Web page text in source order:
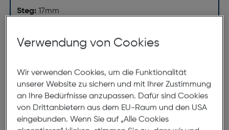
Steg: 17mm
Bügellänge:140mm
128mm
Verwendung von Cookies
Wir verwenden Cookies, um die Funktionalität
unserer Website zu sichern und mit Ihrer Zustimmung
an Ihre Bedürfnisse anzupassen. Dafür sind Cookies
von Drittanbietern aus dem EU-Raum und den USA
eingebunden. Wenn Sie auf „Alle Cookies